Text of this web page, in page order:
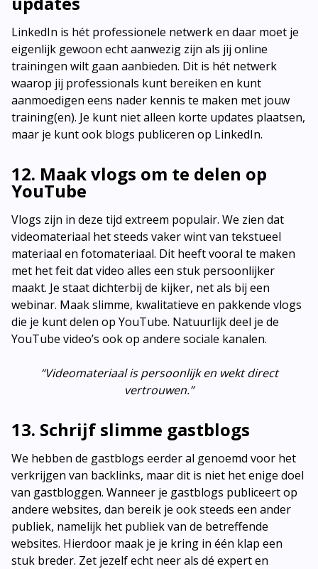
LinkedIn is hét professionele netwerk en daar moet je
eigenlijk gewoon echt aanwezig zijn als jij online
trainingen wilt gaan aanbieden. Dit is hét netwerk
waarop jij professionals kunt bereiken en kunt
aanmoedigen eens nader kennis te maken met jouw
training(en). Je kunt niet alleen korte updates plaatsen,
maar je kunt ook blogs publiceren op LinkedIn.
12. Maak vlogs om te delen op
YouTube
Vlogs zijn in deze tijd extreem populair. We zien dat
videomateriaal het steeds vaker wint van tekstueel
materiaal en fotomateriaal. Dit heeft vooral te maken
met het feit dat video alles een stuk persoonlijker
maakt. Je staat dichterbij de kijker, net als bij een
webinar. Maak slimme, kwalitatieve en pakkende vlogs
die je kunt delen op YouTube. Natuurlijk deel je de
YouTube video’s ook op andere sociale kanalen.
“Videomateriaal is persoonlijk en wekt direct
vertrouwen.”
13. Schrijf slimme gastblogs
We hebben de gastblogs eerder al genoemd voor het
verkrijgen van backlinks, maar dit is niet het enige doel
van gastbloggen. Wanneer je gastblogs publiceert op
andere websites, dan bereik je ook steeds een ander
publiek, namelijk het publiek van de betreffende
websites. Hierdoor maak je je kring in één klap een
stuk breder. Zet jezelf echt neer als dé expert en